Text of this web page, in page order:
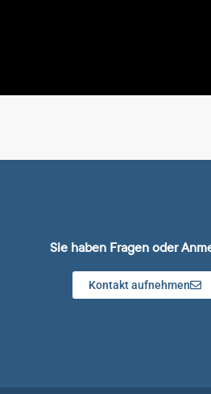
Sie haben Fragen oder
Kontakt aufnehmen